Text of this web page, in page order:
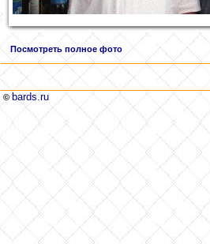
Посмотреть полное фото
© bards.ru